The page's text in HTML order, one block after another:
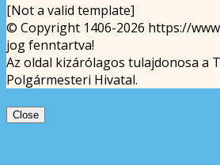
[Not a valid template]
© Copyright 1406-2026 https://
jog fenntartva!
Az oldal kizárólagos tulajdonosa a
Polgármesteri Hivatal.
Close